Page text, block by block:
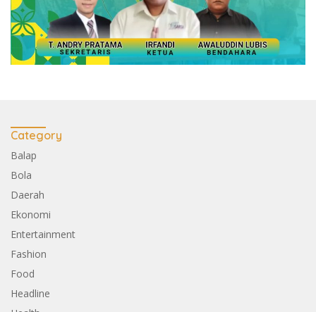
Category
Balap
Bola
Daerah
Ekonomi
Entertainment
Fashion
Food
Headline